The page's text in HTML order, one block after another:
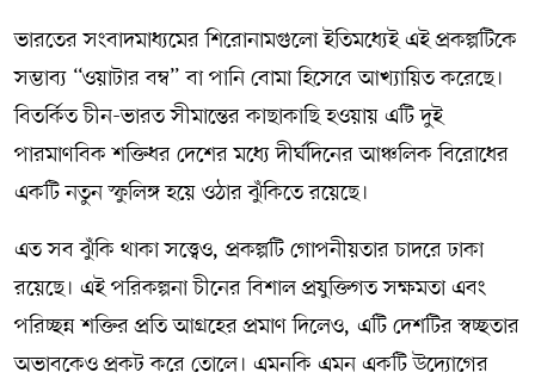
ভারতের সংবাদমাধ্যমের শিরোনামগুলো ইতিমধ্যেই এই প্রকল্পটিকে
সম্ভাব্য “ওয়াটার বম্ব” বা পানি বোমা হিসেবে আখ্যায়িত করেছে।
বিতর্কিত চীন-ভারত সীমান্তের কাছাকাছি হওয়ায় এটি দুই
পারমাণবিক শক্তিধর দেশের মধ্যে দীর্ঘদিনের আঞ্চলিক বিরোধের
একটি নতুন স্ফুলিঙ্গ হয়ে ওঠার ঝুঁকিতে রয়েছে।
এত সব ঝুঁকি থাকা সত্ত্বেও, প্রকল্পটি গোপনীয়তার চাদরে ঢাকা
রয়েছে। এই পরিকল্পনা চীনের বিশাল প্রযুক্তিগত সক্ষমতা এবং
পরিচ্ছন্ন শক্তির প্রতি আগ্রহের প্রমাণ দিলেও, এটি দেশটির স্বচ্ছতার
অভাবকেও প্রকট করে তোলে। এমনকি এমন একটি উদ্যোগের